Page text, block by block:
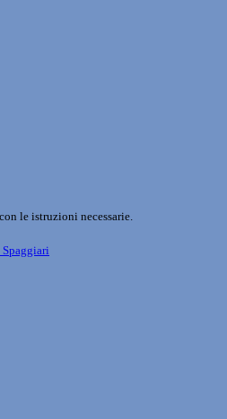
le istruzioni necessarie.